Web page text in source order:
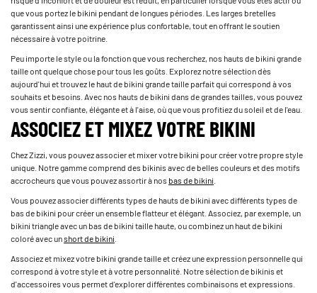
que vous portez le bikini pendant de longues périodes. Les larges bretelles
garantissent ainsi une expérience plus confortable, tout en offrant le soutien
nécessaire à votre poitrine.
Peu importe le style ou la fonction que vous recherchez, nos hauts de bikini grande
taille ont quelque chose pour tous les goûts. Explorez notre sélection dès
aujourd'hui et trouvez le haut de bikini grande taille parfait qui correspond à vos
souhaits et besoins. Avec nos hauts de bikini dans de grandes tailles, vous pouvez
vous sentir confiante, élégante et à l'aise, où que vous profitiez du soleil et de l'eau.
ASSOCIEZ ET MIXEZ VOTRE BIKINI
Chez Zizzi, vous pouvez associer et mixer votre bikini pour créer votre propre style
unique. Notre gamme comprend des bikinis avec de belles couleurs et des motifs
accrocheurs que vous pouvez assortir à nosbas de bikini
Vous pouvez associer différents types de hauts de bikini avec différents types de
bas de bikini pour créer un ensemble flatteur et élégant. Associez, par exemple, un
bikini triangle avec un bas de bikini taille haute, ou combinez un haut de bikini
coloré avec unshort de bikini
Associez et mixez votre bikini grande taille et créez une expression personnelle qui
correspond à votre style et à votre personnalité. Notre sélection de bikinis et
d'accessoires vous permet d'explorer différentes combinaisons et expressions.